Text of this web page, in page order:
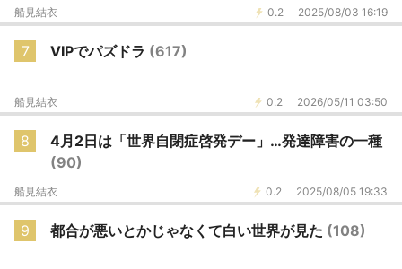
0.2 2025/08/03 16:19
船見結衣
7 VIPでパズドラ (617)
0.2 2026/05/11 03:50
船見結衣
8
4月2日は「世界自閉症啓発デー」…発達障害の一種
(90)
0.2 2025/08/05 19:33
船見結衣
9 都合が悪いとかじゃなくて白い世界が見た (108)